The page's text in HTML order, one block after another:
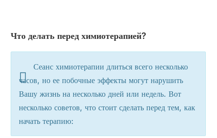
Что делать перед химиотерапией?
Сеанс химиотерапии длиться всего несколько
часов, но ее побочные эффекты могут нарушить
Вашу жизнь на несколько дней или недель. Вот
несколько советов, что стоит сделать перед тем, как
начать терапию: